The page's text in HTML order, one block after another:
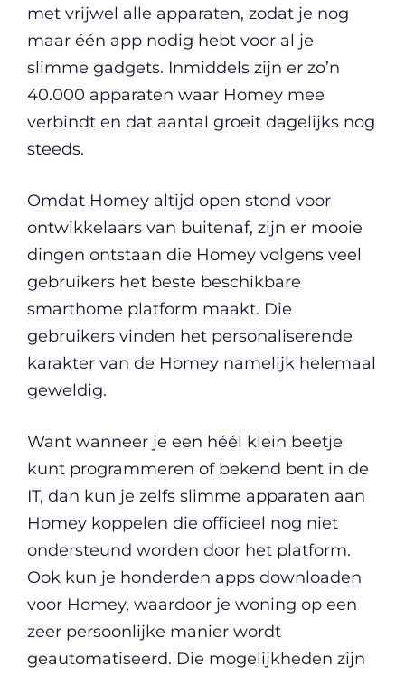
met vrijwel alle apparaten, zodat je nog
maar één app nodig hebt voor al je
slimme gadgets. Inmiddels zijn er zo’n
40.000 apparaten waar Homey mee
verbindt en dat aantal groeit dagelijks nog
steeds.
Omdat Homey altijd open stond voor
ontwikkelaars van buitenaf, zijn er mooie
dingen ontstaan die Homey volgens veel
gebruikers het beste beschikbare
smarthome platform maakt. Die
gebruikers vinden het personaliserende
karakter van de Homey namelijk helemaal
geweldig.
Want wanneer je een héél klein beetje
kunt programmeren of bekend bent in de
IT, dan kun je zelfs slimme apparaten aan
Homey koppelen die officieel nog niet
ondersteund worden door het platform.
Ook kun je honderden apps downloaden
voor Homey, waardoor je woning op een
zeer persoonlijke manier wordt
geautomatiseerd. Die mogelijkheden zijn